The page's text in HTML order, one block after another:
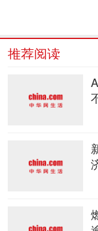
推荐阅读